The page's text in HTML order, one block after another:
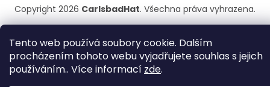
Tento web používá soubory cookie. Dalším
procházením tohoto webu vyjadřujete souhlas s jejich
používáním.. Více informací zde.
Copyright 2026 CarlsbadHat. Všechna práva vyhrazena.